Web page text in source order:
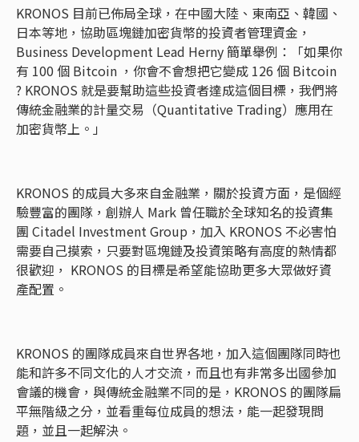
KRONOS 目前已佈局全球，在中國大陸、東南亞、韓國、
日本等地，協助區塊鏈加密貨幣的投資者管理資金，
Business Development Lead Herny 簡單舉例：「如果你
有 100 個 Bitcoin ，你會不會想把它變成 126 個 Bitcoin
? KRONOS 就是要幫助這些投資者達成這個目標，我們將
傳統金融業的計量交易（Quantitative Trading）應用在
加密貨幣上。」
KRONOS 的成員大多來自金融業，關於投資方面，是個經
驗豐富的團隊，創辦人 Mark 曾任職於全球知名的投資集
團 Citadel Investment Group，加入 KRONOS 不必害怕
需要自己摸索，只要對區塊鏈及投資策略有高度的熱情都
很歡迎， KRONOS 的目標是希望能協助更多大眾做好資
產配置。
KRONOS 的團隊成員來自世界各地，加入這個團隊同時也
能和許多不同文化的人才交流，而且也有非常多出國參加
會議的機會，與傳統金融業不同的是，KRONOS 的團隊扁
平無階級之分，並看重每位成員的想法，能一起發現問
題，並且一起解決。